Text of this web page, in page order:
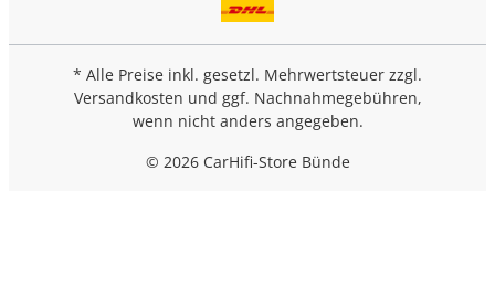
* Alle Preise inkl. gesetzl. Mehrwertsteuer zzgl.
Versandkosten und ggf. Nachnahmegebühren,
wenn nicht anders angegeben.
© 2026 CarHifi-Store Bünde